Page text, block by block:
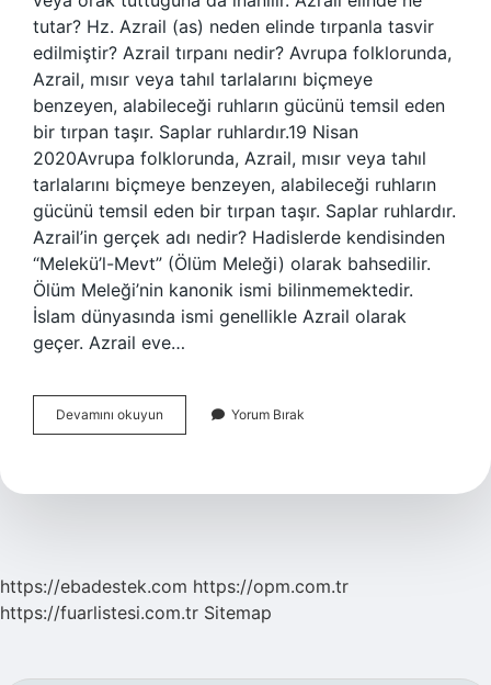
tutar? Hz. Azrail (as) neden elinde tırpanla tasvir
edilmiştir? Azrail tırpanı nedir? Avrupa folklorunda,
Azrail, mısır veya tahıl tarlalarını biçmeye
benzeyen, alabileceği ruhların gücünü temsil eden
bir tırpan taşır. Saplar ruhlardır.19 Nisan
2020Avrupa folklorunda, Azrail, mısır veya tahıl
tarlalarını biçmeye benzeyen, alabileceği ruhların
gücünü temsil eden bir tırpan taşır. Saplar ruhlardır.
Azrail’in gerçek adı nedir? Hadislerde kendisinden
“Melekü’l-Mevt” (Ölüm Meleği) olarak bahsedilir.
Ölüm Meleği’nin kanonik ismi bilinmemektedir.
İslam dünyasında ismi genellikle Azrail olarak
geçer. Azrail eve…
Devamını okuyun
Elindeki
Ne
Yorum Bırak
https://ebadestek.com https://opm.com.tr
https://fuarlistesi.com.tr Sitemap